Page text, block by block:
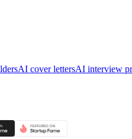
AI cover lettersAI interview